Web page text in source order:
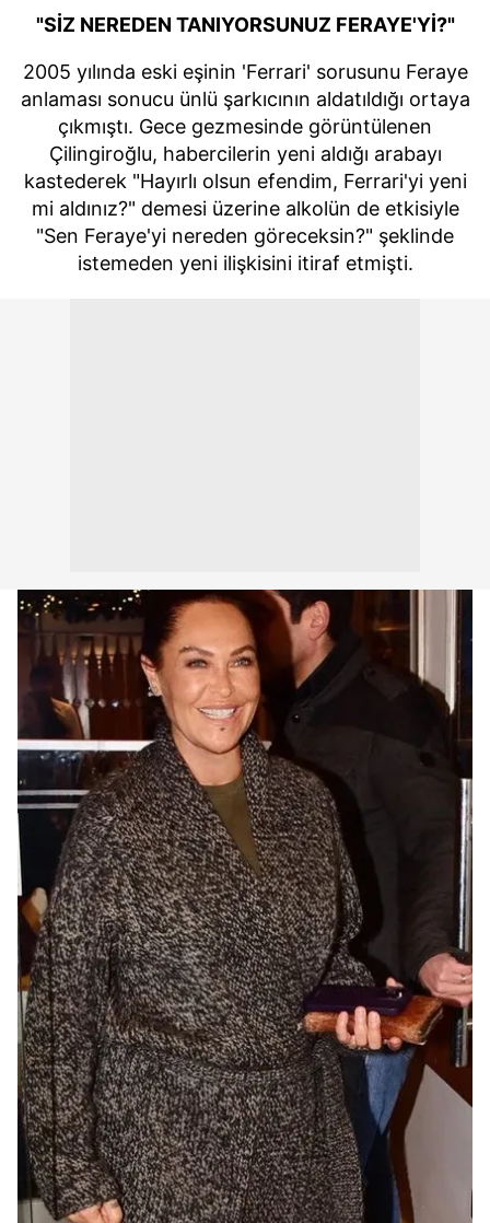
"SİZ NEREDEN TANIYORSUNUZ FERAYE'Yİ?"
2005 yılında eski eşinin 'Ferrari' sorusunu Feraye
anlaması sonucu ünlü şarkıcının aldatıldığı ortaya
çıkmıştı. Gece gezmesinde görüntülenen
Çilingiroğlu, habercilerin yeni aldığı arabayı
kastederek "Hayırlı olsun efendim, Ferrari'yi yeni
mi aldınız?" demesi üzerine alkolün de etkisiyle
"Sen Feraye'yi nereden göreceksin?" şeklinde
istemeden yeni ilişkisini itiraf etmişti.